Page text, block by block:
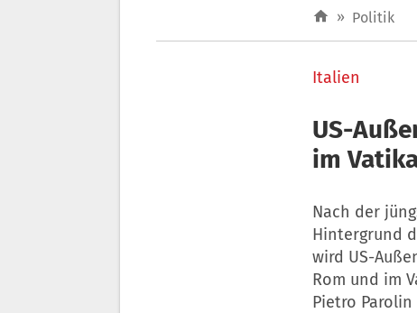
» Politik
Italien
US-
im
Nach der
Hintergrund
wird US-
Rom und im
Pietro